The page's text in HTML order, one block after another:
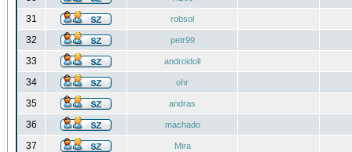
31 robsol
32 petr99
33 androidoll
34 ohr
35 andras
36 machado
37 Mira